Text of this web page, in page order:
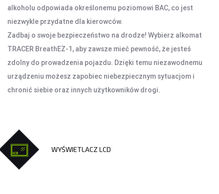
AKCESORIA SAMOCHODOWE
ALKOMATY
ODKURZACZE
ZASILANIE
ŁADOWARKI
alkoholu odpowiada określonemu poziomowi BAC, co jest
niezwykle przydatne dla kierowców.
Zadbaj o swoje bezpieczeństwo na drodze! Wybierz alkomat
TRACER BreathEZ-1, aby zawsze mieć pewność, że jesteś
zdolny do prowadzenia pojazdu. Dzięki temu niezawodnemu
urządzeniu możesz zapobiec niebezpiecznym sytuacjom i
chronić siebie oraz innych użytkowników drogi.
WYŚWIETLACZ LCD